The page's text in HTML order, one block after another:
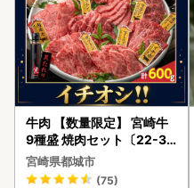
牛肉 【数量限定】 宮崎牛
9種盛 焼肉セット〔22-31
-006-600g〕都城 イチオ
シ!! 牛肉
宮崎県都城市
(75)